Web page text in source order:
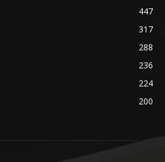
447
317
288
236
224
200